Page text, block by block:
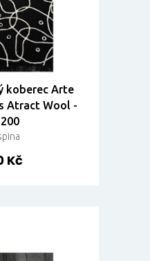
koberec Arte
Atract Wool -
Kč